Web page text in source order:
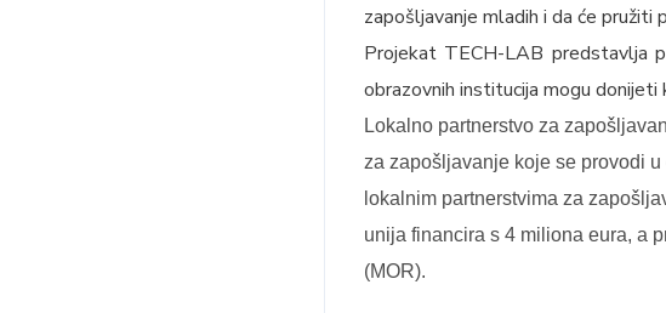
zapošljavanje mladih i da će pružiti
Projekat TECH-LAB predstavlja
obrazovnih institucija mogu donijeti
Lokalno partnerstvo za
za zapošljavanje koje se provodi
lokalnim partnerstvima za
unija financira s 4 miliona eura, a
(MOR).